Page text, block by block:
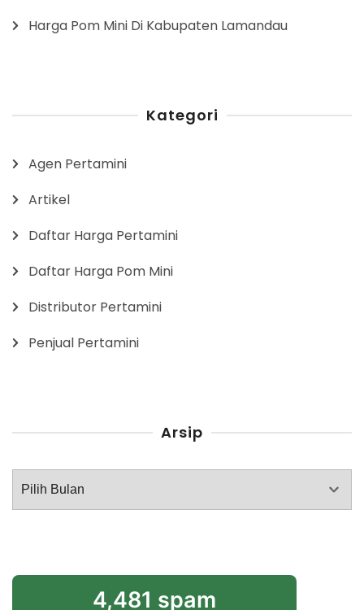
Harga Pom Mini Di Kabupaten Lamandau
Kategori
Agen Pertamini
Artikel
Daftar Harga Pertamini
Daftar Harga Pom Mini
Distributor Pertamini
Penjual Pertamini
Arsip
Arsip
4,481 spam